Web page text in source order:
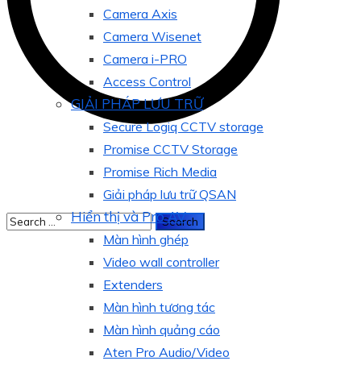
Camera Axis
Camera Wisenet
Camera i-PRO
Access Control
GIẢI PHÁP LƯU TRỮ
Secure Logiq CCTV storage
Promise CCTV Storage
Promise Rich Media
Giải pháp lưu trữ QSAN
Hiển thị và Pro AV
Màn hình ghép
Video wall controller
Extenders
Màn hình tương tác
Màn hình quảng cáo
Aten Pro Audio/Video